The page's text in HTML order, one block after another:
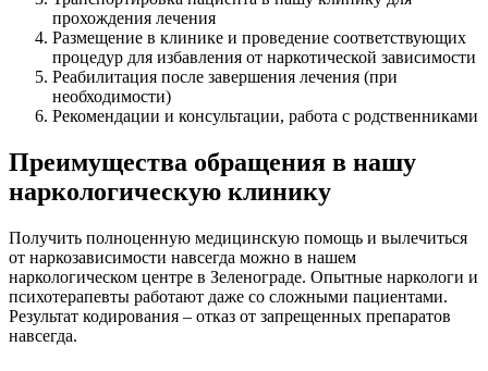
прохождения лечения
Размещение в клинике и проведение соответствующих
процедур для избавления от наркотической зависимости
Реабилитация после завершения лечения (при
необходимости)
Рекомендации и консультации, работа с родственниками
Преимущества обращения в нашу
наркологическую клинику
Получить полноценную медицинскую помощь и вылечиться
от наркозависимости навсегда можно в нашем
наркологическом центре в Зеленограде. Опытные наркологи и
психотерапевты работают даже со сложными пациентами.
Результат кодирования – отказ от запрещенных препаратов
навсегда.